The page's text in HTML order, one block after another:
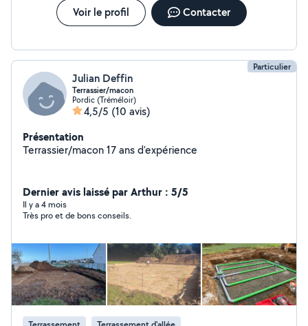
Voir le profil Contacter
Particulier
Julian Deffin
Terrassier/macon
Pordic (Tréméloir)
4,5/5 (10 avis)
Présentation
Terrassier/macon 17 ans d'expérience
Dernier avis laissé par Arthur : 5/5
Il y a 4 mois
Très pro et de bons conseils.